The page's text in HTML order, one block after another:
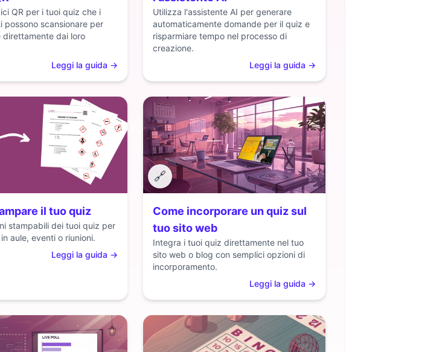
QR per i tuoi quiz che i
possono scansionare per
direttamente dai loro
Leggi la guida →
Utilizza l'assistente AI per generare
automaticamente domande per il quiz e
risparmiare tempo nel processo di
creazione.
Leggi la guida →
il tuo quiz
stampabili dei tuoi quiz per
aule, eventi o riunioni.
Leggi la guida →
🔗
Come incorporare un quiz sul
tuo sito web
Integra i tuoi quiz direttamente nel tuo
sito web o blog con semplici opzioni di
incorporamento.
Leggi la guida →